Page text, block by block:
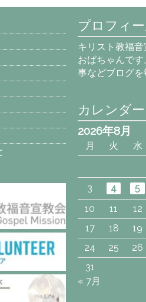
プロフィ
キリスト教福
おばちゃんで
事などブログを
カレンダー
2026年8月
月 火 水
3
4 5
10
11 12
17
18 19
24
25 26
31
« 7月